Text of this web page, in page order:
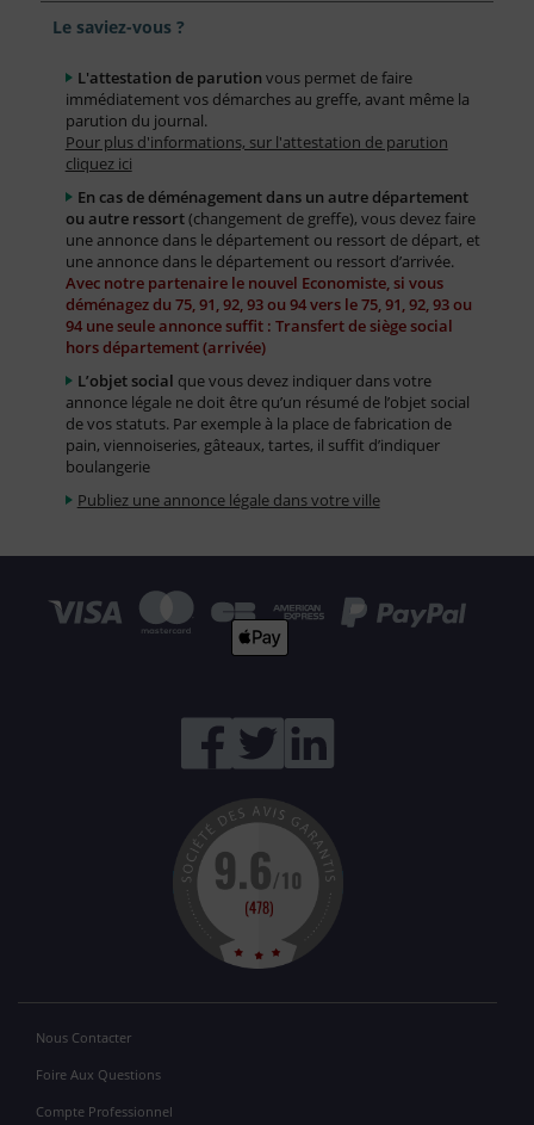
Le saviez-vous ?
L'attestation de parution vous permet de faire
immédiatement vos démarches au greffe, avant même la
parution du journal.
Pour plus d'informations, sur l'attestation de parution
cliquez ici
En cas de déménagement dans un autre département
ou autre ressort(changement de greffe), vous devez faire
une annonce dans le département ou ressort de départ, et
une annonce dans le département ou ressort d’arrivée.
Avec notre partenaire le nouvel Economiste, si vous
déménagez du 75, 91, 92, 93 ou 94 vers le 75, 91, 92, 93 ou
94 une seule annonce suffit : Transfert de siège social
hors département (arrivée)
L’objet social que vous devez indiquer dans votre
annonce légale ne doit être qu’un résumé de l’objet social
de vos statuts. Par exemple à la place de fabrication de
pain, viennoiseries, gâteaux, tartes, il suffit d’indiquer
boulangerie
Publiez une annonce légale dans votre ville
Nous Contacter
Foire Aux Questions
Compte Professionnel